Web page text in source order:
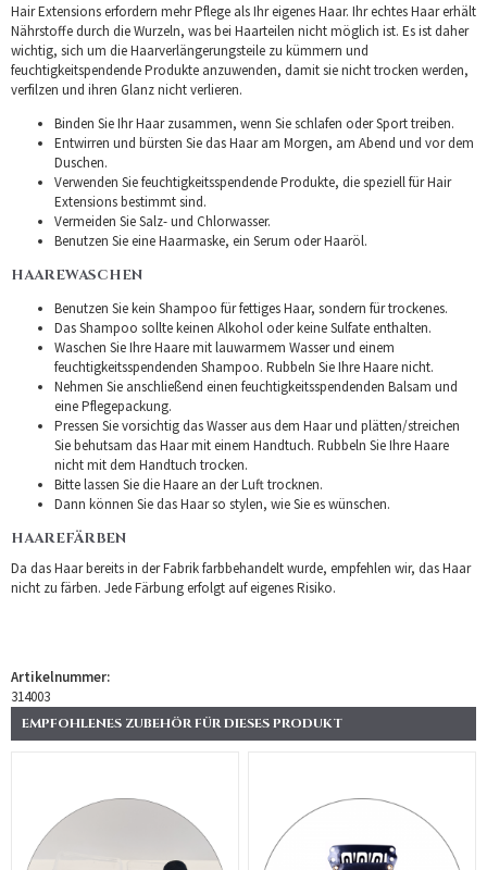
Hair Extensions erfordern mehr Pflege als Ihr eigenes Haar. Ihr echtes Haar erhält
Nährstoffe durch die Wurzeln, was bei Haarteilen nicht möglich ist. Es ist daher
wichtig, sich um die Haarverlängerungsteile zu kümmern und
feuchtigkeitspendende Produkte anzuwenden, damit sie nicht trocken werden,
verfilzen und ihren Glanz nicht verlieren.
Binden Sie Ihr Haar zusammen, wenn Sie schlafen oder Sport treiben.
Entwirren und bürsten Sie das Haar am Morgen, am Abend und vor dem
Duschen.
Verwenden Sie feuchtigkeitsspendende Produkte, die speziell für Hair
Extensions bestimmt sind.
Vermeiden Sie Salz- und Chlorwasser.
Benutzen Sie eine Haarmaske, ein Serum oder Haaröl.
HAAREWASCHEN
Benutzen Sie kein Shampoo für fettiges Haar, sondern für trockenes.
Das Shampoo sollte keinen Alkohol oder keine Sulfate enthalten.
Waschen Sie Ihre Haare mit lauwarmem Wasser und einem
feuchtigkeitsspendenden Shampoo. Rubbeln Sie Ihre Haare nicht.
Nehmen Sie anschließend einen feuchtigkeitsspendenden Balsam und
eine Pflegepackung.
Pressen Sie vorsichtig das Wasser aus dem Haar und plätten/streichen
Sie behutsam das Haar mit einem Handtuch. Rubbeln Sie Ihre Haare
nicht mit dem Handtuch trocken.
Bitte lassen Sie die Haare an der Luft trocknen.
Dann können Sie das Haar so stylen, wie Sie es wünschen.
HAAREFÄRBEN
Da das Haar bereits in der Fabrik farbbehandelt wurde, empfehlen wir, das Haar
nicht zu färben. Jede Färbung erfolgt auf eigenes Risiko.
Artikelnummer:
314003
EMPFOHLENES ZUBEHÖR FÜR DIESES PRODUKT